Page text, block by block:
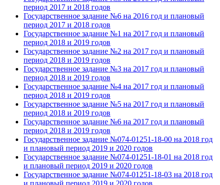
период 2017 и 2018 годов
Государственное задание №6 на 2016 год и плановый
период 2017 и 2018 годов
Государственное задание №1 на 2017 год и плановый
период 2018 и 2019 годов
Государственное задание №2 на 2017 год и плановый
период 2018 и 2019 годов
Государственное задание №3 на 2017 год и плановый
период 2018 и 2019 годов
Государственное задание №4 на 2017 год и плановый
период 2018 и 2019 годов
Государственное задание №5 на 2017 год и плановый
период 2018 и 2019 годов
Государственное задание №6 на 2017 год и плановый
период 2018 и 2019 годов
Государственное задание №074-01251-18-00 на 2018 год
и плановый период 2019 и 2020 годов
Государственное задание №074-01251-18-01 на 2018 год
и плановый период 2019 и 2020 годов
Государственное задание №074-01251-18-03 на 2018 год
и плановый период 2019 и 2020 годов